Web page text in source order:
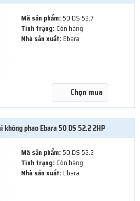
Mã sản phẩm: 50 DS 53.7
Tình trạng: Còn hàng
Nhà sản xuất: Ebara
Chọn mua
không phao Ebara 50 DS 52.2 2HP
Mã sản phẩm: 50 DS 52.2
Tình trạng: Còn hàng
Nhà sản xuất: Ebara